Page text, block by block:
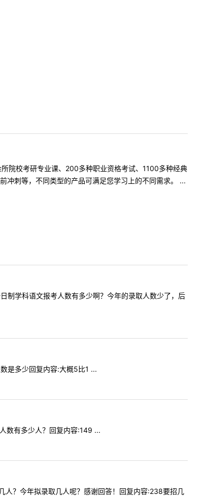
院校考研专业课、200多种职业资格考试、1100多种经典
冲刺等，不同类型的产品可满足您学习上的不同需求。 ...
学科语文报考人数有多少啊？今年的录取人数少了，后
是多少回复内容:大概5比1 ...
数有多少人？回复内容:149 ...
？今年拟录取几人呢？感谢回答！回复内容:238要招几